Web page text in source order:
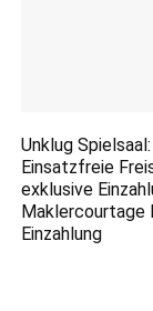
Unklug
Einsatzfreie
exklusive
Maklercourtage
Einzahlung